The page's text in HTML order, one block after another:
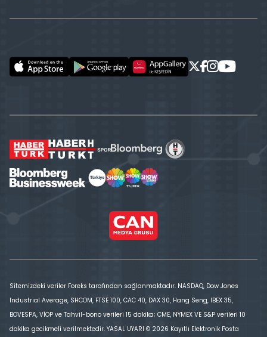
Sitemizdeki veriler Foreks tarafından sağlanmaktadır. NASDAQ, Dow Jones
Industrial Average, SHCOM, FTSE 100, CAC 40, DAX 30, Hang Seng, IBEX 35,
BOVESPA, VİOP ve Tahvil-bono verileri 15 dakika; CME, NYMEX VE S&P verileri 10
dakika gecikmeli verilmektedir. YASAL UYARI © 2026 Kayıtlı Elektronik Posta